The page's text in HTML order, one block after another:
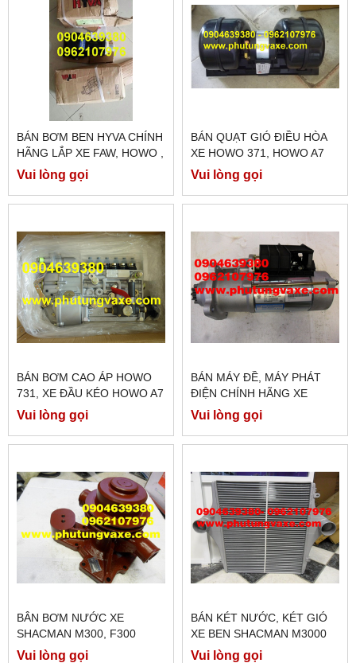
BÁN BƠM BEN HYVA CHÍNH
HÃNG LẮP XE FAW, HOWO ,
ĐẦU KÉO MÓC BEN
Vui lòng gọi
BÁN QUẠT GIÓ ĐIỀU HÒA
XE HOWO 371, HOWO A7
Vui lòng gọi
BÁN BƠM CAO ÁP HOWO
731, XE ĐẦU KÉO HOWO A7
375, HOWO A7 420 PS
Vui lòng gọi
BÁN MÁY ĐỀ, MÁY PHÁT
ĐIỆN CHÍNH HÃNG XE
SHACMAN M3000, F3000
Vui lòng gọi
BÂN BƠM NƯỚC XE
SHACMAN M300, F300
CÔNG XUAASTS 380 PS
Vui lòng gọi
BÁN KÉT NƯỚC, KÉT GIÓ
XE BEN SHACMAN M3000
Vui lòng gọi